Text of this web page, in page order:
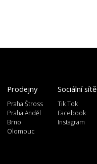
Sociální sítě
Tik Tok
Facebook
Instagram
Prodejny
Praha Štross
Praha Anděl
Brno
Olomouc